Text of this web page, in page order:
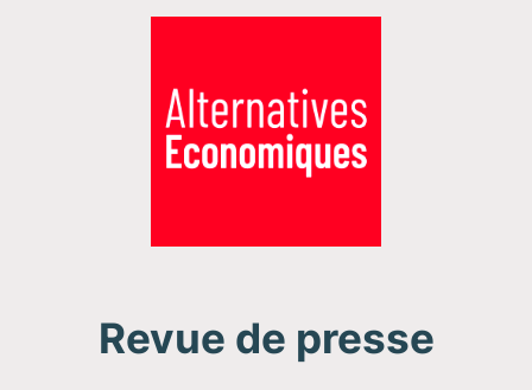
Revue de presse